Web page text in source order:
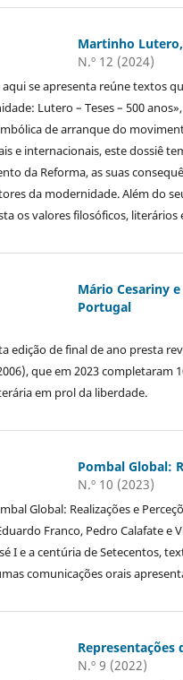
Martinho
N.º 12 (2024)
se apresenta reúne textos
Lutero – Teses – 500
de arranque do
e internacionais, este dossiê
da Reforma, as suas
da modernidade. Além do
os valores filosóficos,
Mário Cesariny
Portugal
edição de final de ano presta
que em 2023
em prol da liberdade.
Pombal Global:
N.º 10 (2023)
Global: Realizações e
Franco, Pedro Calafate
I e a centúria de Setecentos,
comunicações orais
N.º 9 (2022)